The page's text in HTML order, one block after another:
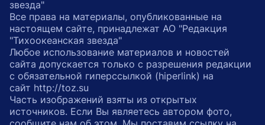
звезда"
Все права на материалы, опубликованные на
настоящем сайте, принадлежат АО "Редакция
"Тихоокеанская звезда"
Любое использование материалов и новостей
сайта допускается только с разрешения редакции
с обязательной гиперссылкой (hiperlink) на
сайт http://toz.su
Часть изображений взяты из открытых
источников. Если Вы являетесь автором фото,